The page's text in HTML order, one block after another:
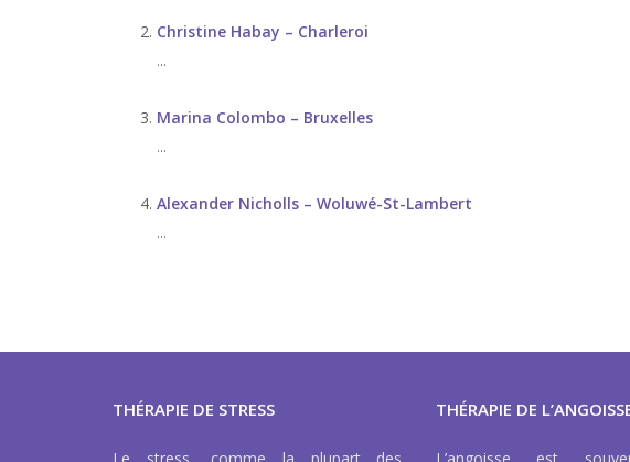
Christine Habay – Charleroi
...
Marina Colombo – Bruxelles
...
Alexander Nicholls – Woluwé-St-Lambert
...
THÉRAPIE DE STRESS THÉRAPIE DE